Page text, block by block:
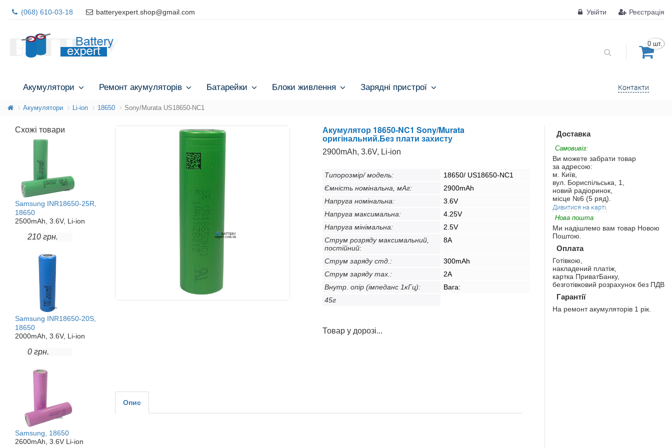
(068) 610-03-18 batteryexpert.shop@gmail.com Увійти Реєстрація
0 шт.
Акумулятори Ремонт акумуляторів Батарейки Блоки живлення Зарядні пристрої Контакти
Акумулятори Li-ion 18650 Sony/Murata US18650-NC1
Схожі товари
Samsung INR18650-25R,
18650
2500mAh, 3.6V, Li-ion
210 грн.
Samsung INR18650-20S,
18650
2000mAh, 3.6V, Li-ion
0 грн.
Samsung, 18650
2600mAh, 3.6V Li-ion
Акумулятор 18650-NC1 Sony/Murata
оригінальний.Без плати захисту
2900mAh, 3.6V, Li-ion
Типорозмір/ модель:
18650/ US18650-NC1
Ємність номінальна, мАг:
2900mAh
Напруга номінальна:
3.6V
Напруга максимальна:
4.25V
Напруга мінімальна:
2.5V
Струм розряду максимальний,
постійний:
8A
Струм заряду стд.:
300mAh
Струм заряду max.:
2A
Внутр. опір (імпеданс 1кГц):
Вага:
45г
Товар у дорозі...
Опис
Доставка
Самовивіз:
Ви можете забрати товар
за адресою:
м. Київ,
вул. Бориспільська, 1,
новий радіоринок,
місце №6 (5 ряд).
Дивитися на карті.
Нова пошта
Ми надішлемо вам товар Новою
Поштою.
Оплата
Готівкою,
накладений платіж,
картка ПриватБанку,
безготівковий розрахунок без ПДВ
Гарантії
На ремонт акумуляторів 1 рік.